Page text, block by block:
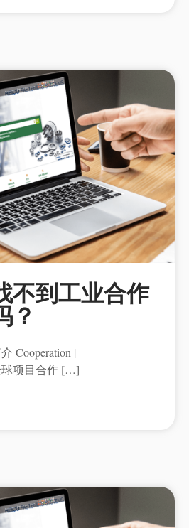
不到工业合作
？
Cooperation |
球项目合作 […]